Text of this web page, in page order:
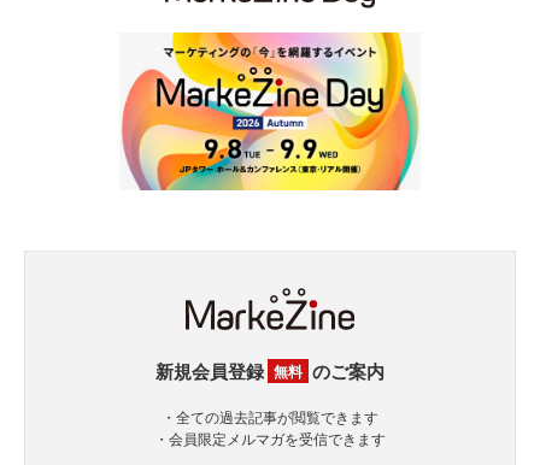
新規会員登録 無料 のご案内
・全ての過去記事が閲覧できます
・会員限定メルマガを受信できます